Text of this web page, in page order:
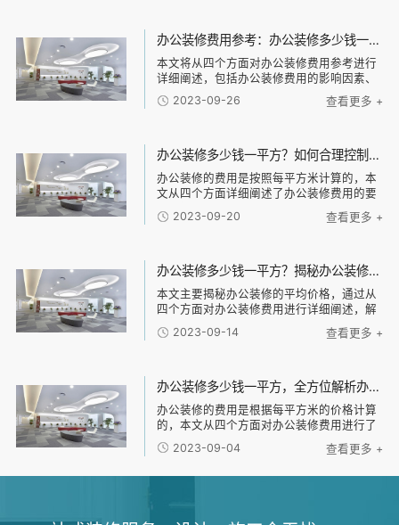
办公装修费用参考：办公装修多少钱一平方？权威分析及案例分享！
本文将从四个方面对办公装修费用参考进行
详细阐述，包括办公装修费用的影响因素、
办公装修的平均价格、办公装修的节省方法
和实际案例分享。通过本文的阐述，读者将
2023-09-26 查看更多 +
办公装修多少钱一平方？如何合理控制装修预算？
办公装修的费用是按照每平方米计算的，本
文从四个方面详细阐述了办公装修费用的要
素和如何合理控制预算。首先介绍了办公装
修费用的主要构成，包括设计费、施工费、
2023-09-20 查看更多 +
办公装修多少钱一平方？揭秘办公装修平均价格
本文主要揭秘办公装修的平均价格，通过从
四个方面对办公装修费用进行详细阐述，解
析每平米装修的费用。首先介绍了办公装修
中的基本准则，然后从材料选择、设计方
2023-09-14 查看更多 +
办公装修多少钱一平方，全方位解析办公装修费用，助你掌握装修预算的关键要点
办公装修的费用是根据每平方米的价格计算
的，本文从四个方面对办公装修费用进行了
详细阐述。首先，介绍了办公装修费用的基
本构成，包括设计费、施工费、材料费等方
2023-09-04 查看更多 +